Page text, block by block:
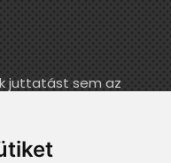
juttatást sem az
szeretnél segíteni
feldolgozásában,